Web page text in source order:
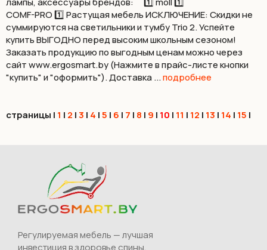
COMF-PRO 1️⃣ Растущая мебель ИСКЛЮЧЕНИЕ: Скидки не
суммируются на светильники и тумбу Trio 2. Успейте
купить ВЫГОДНО перед высоким школьным сезоном! ⠀
Заказать продукцию по выгодным ценам можно через
сайт www.ergosmart.by (Нажмите в прайс-листе кнопки
"купить" и "оформить"). Доставка ...подробнее
страницы | 1 | 2 |3 | 4 |5 | 6 | 7 | 8 | 9 | 10 | 11 | 12 | 13 | 14 | 15 |
Регулируемая мебель — лучшая
инвестиция в здоровье спины.